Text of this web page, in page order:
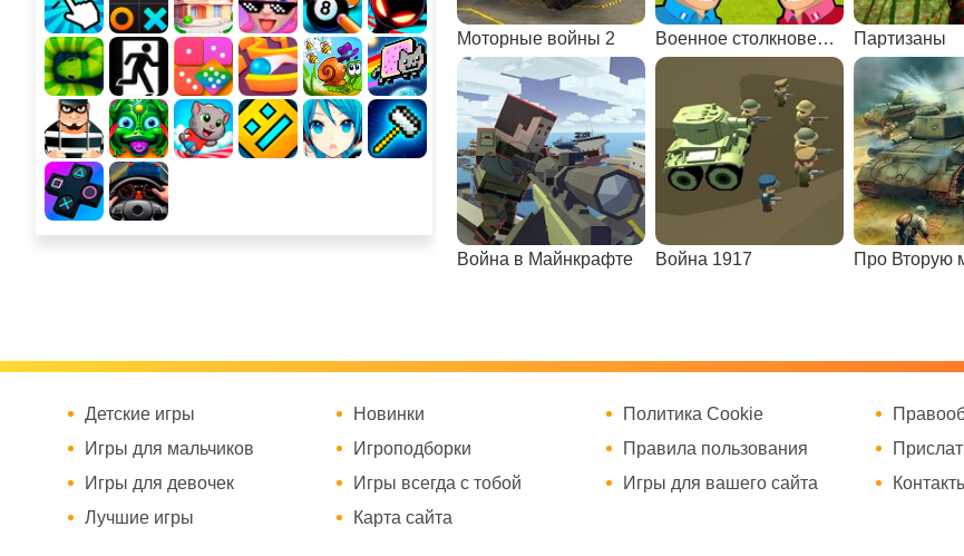
Моторные войны 2 Военное столкновение Партизаны
Война в Майнкрафте Война 1917
Детские игры
Игры для мальчиков
Игры для девочек
Лучшие игры
Новинки
Игроподборки
Игры всегда с тобой
Карта сайта
Политика Cookie
Правила пользования
Игры для вашего сайта